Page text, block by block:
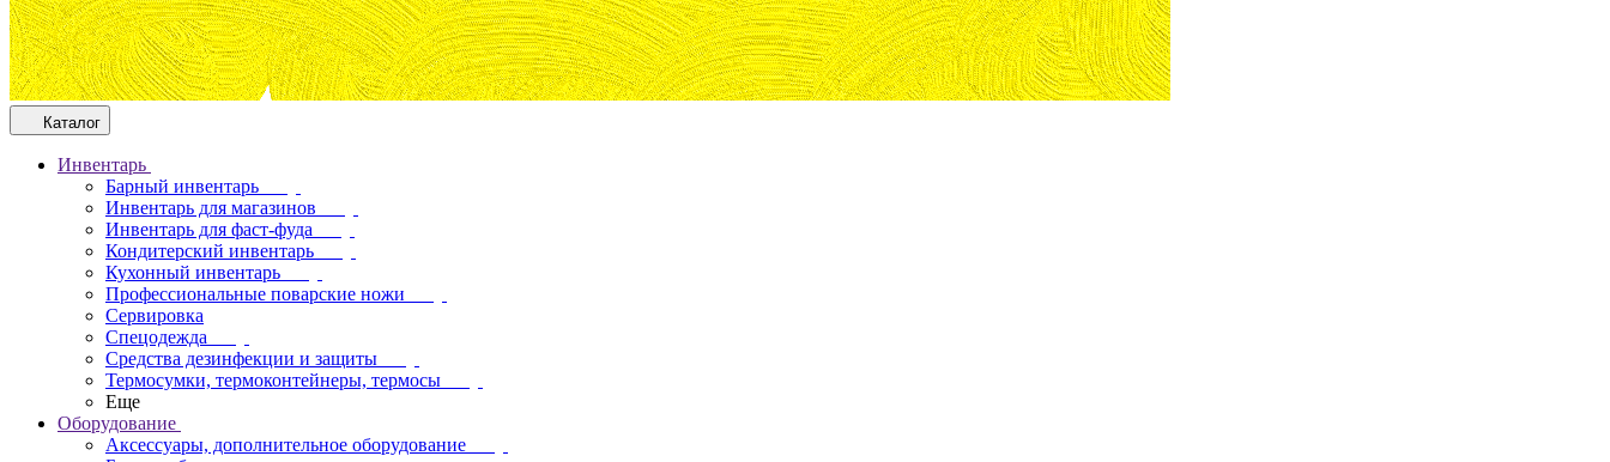
Каталог
Инвентарь
Барный инвентарь
Инвентарь для магазинов
Инвентарь для фаст-фуда
Кондитерский инвентарь
Кухонный инвентарь
Профессиональные поварские ножи
Сервировка
Спецодежда
Средства дезинфекции и защиты
Термосумки, термоконтейнеры, термосы
Еще
Оборудование
Аксессуары, дополнительное оборудование